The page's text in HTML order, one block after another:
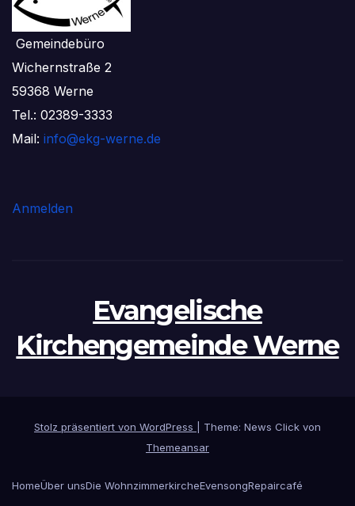
Gemeindebüro
Wichernstraße 2
59368 Werne
Tel.: 02389-3333
Mail: info@ekg-werne.de
Anmelden
Evangelische
Kirchengemeinde Werne
Stolz präsentiert von WordPress
Theme: News Click von
Themeansar
HomeÜber unsDie WohnzimmerkircheEvensongRepaircafé